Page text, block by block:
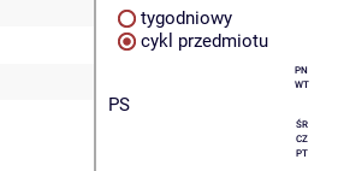
tygodniowy
cykl przedmiotu
PN
WT
PS
ŚR
CZ
PT